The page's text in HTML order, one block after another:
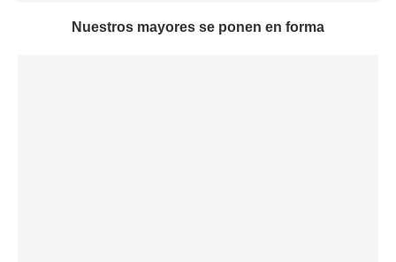
Nuestros mayores se ponen en forma